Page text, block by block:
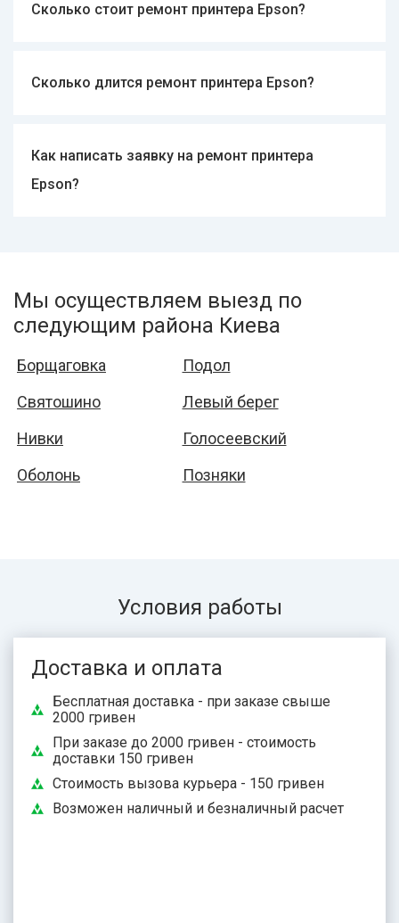
Сколько стоит ремонт принтера Epson?
Сколько длится ремонт принтера Epson?
Как написать заявку на ремонт принтера
Epson?
Мы осуществляем выезд по
следующим района Киева
Борщаговка
Святошино
Нивки
Оболонь
Подол
Левый берег
Голосеевский
Позняки
Условия работы
Доставка и оплата
Бесплатная доставка - при заказе свыше
2000 гривен
При заказе до 2000 гривен - стоимость
доставки 150 гривен
Стоимость вызова курьера - 150 гривен
Возможен наличный и безналичный расчет